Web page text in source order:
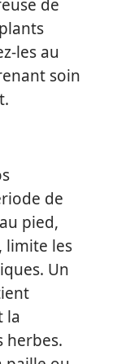
de
les au
soin
de
pied,
limite les
Un
la
herbes.